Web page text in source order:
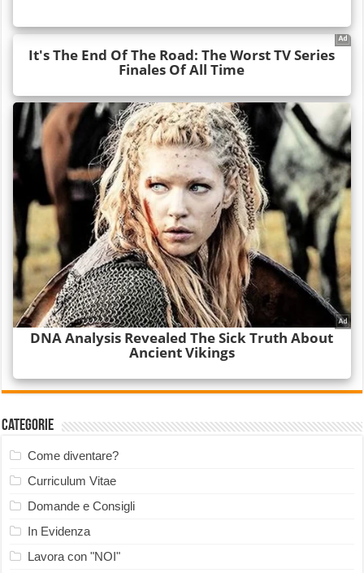
Categorie
Come diventare?
Curriculum Vitae
Domande e Consigli
In Evidenza
Lavora con "NOI"